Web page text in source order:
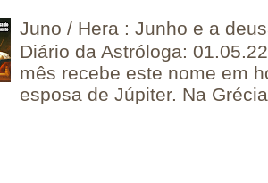
Juno / Hera : Junho e a
Diário da Astróloga:
mês recebe este nome em
esposa de Júpiter. Na